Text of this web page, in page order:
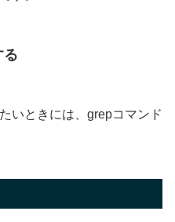
る
いときには、grepコマンド